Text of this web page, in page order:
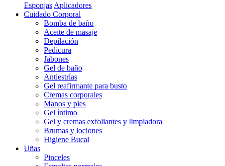
Esponjas Aplicadores
Cuidado Corporal
Bomba de baño
Aceite de masaje
Depilación
Pedicura
Jabones
Gel de baño
Antiestrías
Gel reafirmante para busto
Cremas corporales
Manos y pies
Gel íntimo
Gel y cremas exfoliantes y limpiadora
Brumas y lociones
Higiene Bucal
Uñas
Pinceles